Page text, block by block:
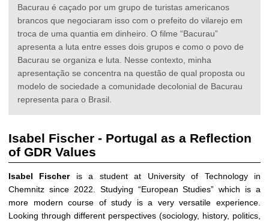
Bacurau é caçado por um grupo de turistas americanos
brancos que negociaram isso com o prefeito do vilarejo em
troca de uma quantia em dinheiro. O filme “Bacurau”
apresenta a luta entre esses dois grupos e como o povo de
Bacurau se organiza e luta. Nesse contexto, minha
apresentação se concentra na questão de qual proposta ou
modelo de sociedade a comunidade decolonial de Bacurau
representa para o Brasil.
Isabel Fischer - Portugal as a Reflection
of GDR Values
Isabel Fischeris a student at University of Technology in
Chemnitz since 2022. Studying “European Studies” which is a
more modern course of study is a very versatile experience.
Looking through different perspectives (sociology, history, politics,